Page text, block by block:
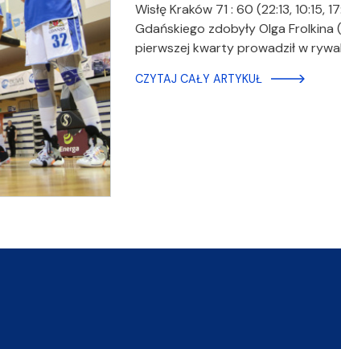
Wisłę Kraków 71 : 60 (22:13,
Gdańskiego zdobyły Olga
pierwszej kwarty prowadził w
CZYTAJ CAŁY ARTYKUŁ